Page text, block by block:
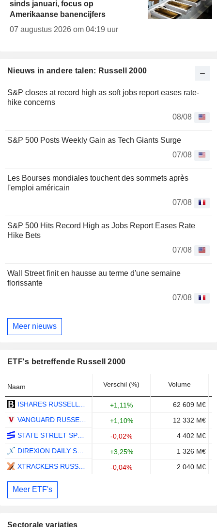
Nieuws in andere talen: Russell 2000
S&P closes at record high as soft jobs report eases rate-
hike concerns
08/08
S&P 500 Posts Weekly Gain as Tech Giants Surge
07/08
Les Bourses mondiales touchent des sommets après
l'emploi américain
07/08
S&P 500 Hits Record High as Jobs Report Eases Rate
Hike Bets
07/08
Wall Street finit en hausse au terme d'une semaine
florissante
07/08
Meer nieuws
ETF's betreffende Russell 2000
Naam Verschil (%) Volume
+1,11%
62 609 M€
+1,10%
12 332 M€
-0,02%
4 402 M€
+3,25%
1 326 M€
-0,04% 2 040 M€
Meer ETF's
sinds januari, focus op
Amerikaanse banencijfers
07 augustus 2026 om 04:19 uur
Sectorale variaties